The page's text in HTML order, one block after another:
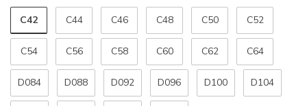
C42 C44 C46 C48 C50 C52
C54 C56 C58 C60 C62 C64
D084 D088 D092 D096 D100 D104